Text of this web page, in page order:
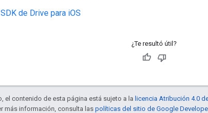
de Drive para iOS
¿Te resultó útil?
el contenido de esta página está sujeto a la licencia Atribución 4.0
más información, consulta las políticas del sitio de Google